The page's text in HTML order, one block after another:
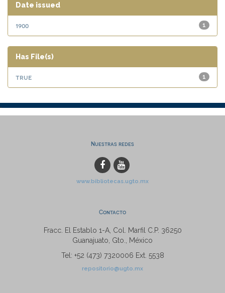
Date issued
1
1900
Has File(s)
1
true
Nuestras redes
www.bibliotecas.ugto.mx
Contacto
Fracc. El Establo 1-A, Col. Marfil C.P. 36250
Guanajuato, Gto., México
Tel: +52 (473) 7320006 Ext. 5538
repositorio@ugto.mx